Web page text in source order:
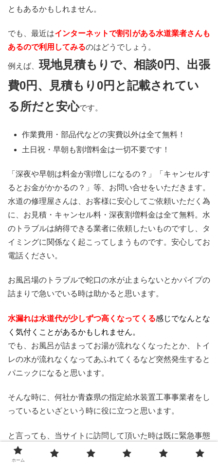
ともあるかもしれません。
でも、最近はインターネットで割引がある水道業者さんも
あるので利用してみるのはどうでしょう。
例えば、 現地見積もりで、相談0円、出張
費0円、見積もり0円と記載されてい
る所だと安心です。
作業費用・部品代などの実費以外は全て無料！
土日祝・早朝も割増料金は一切不要です！
「深夜や早朝は料金が割増しになるの？」「キャンセルす
るとお金がかかるの？」等、お問い合せをいただきます。
水道の修理屋さんは、お客様に安心してご依頼いただく為
に、お見積・キャンセル料・深夜割増料金は全て無料。水
のトラブルは納得できる業者に依頼したいものですし、タ
イミングに関係なく起こってしまうものです。安心してお
電話ください。
お風呂場のトラブルで蛇口の水が止まらないとかパイプの
詰まりで急いでいる時は助かると思います。
水漏れは水道代が少しずつ高くなってくる感じでなんとな
く気付くことがあるかもしれません。
でも、お風呂が詰まってお湯が流れなくなったとか、トイ
レの水が流れなくなってあふれてくるなど突然発生すると
パニックになると思います。
そんな時に、何社か青森県の指定給水装置工事事業者をし
っているといざという時に役に立つと思います。
と言っても、当サイトに訪問して頂いた時は既に緊急事態
の可能性が高いと予想します。
ホーム